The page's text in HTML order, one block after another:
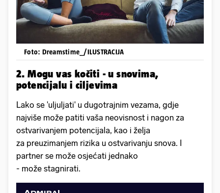
Foto: Dreamstime_/ILUSTRACIJA
2. Mogu vas kočiti - u snovima,
potencijalu i ciljevima
Lako se 'uljuljati' u dugotrajnim vezama, gdje
najviše može patiti vaša neovisnost i nagon za
ostvarivanjem potencijala, kao i želja
za preuzimanjem rizika u ostvarivanju snova. I
partner se može osjećati jednako
- može stagnirati.